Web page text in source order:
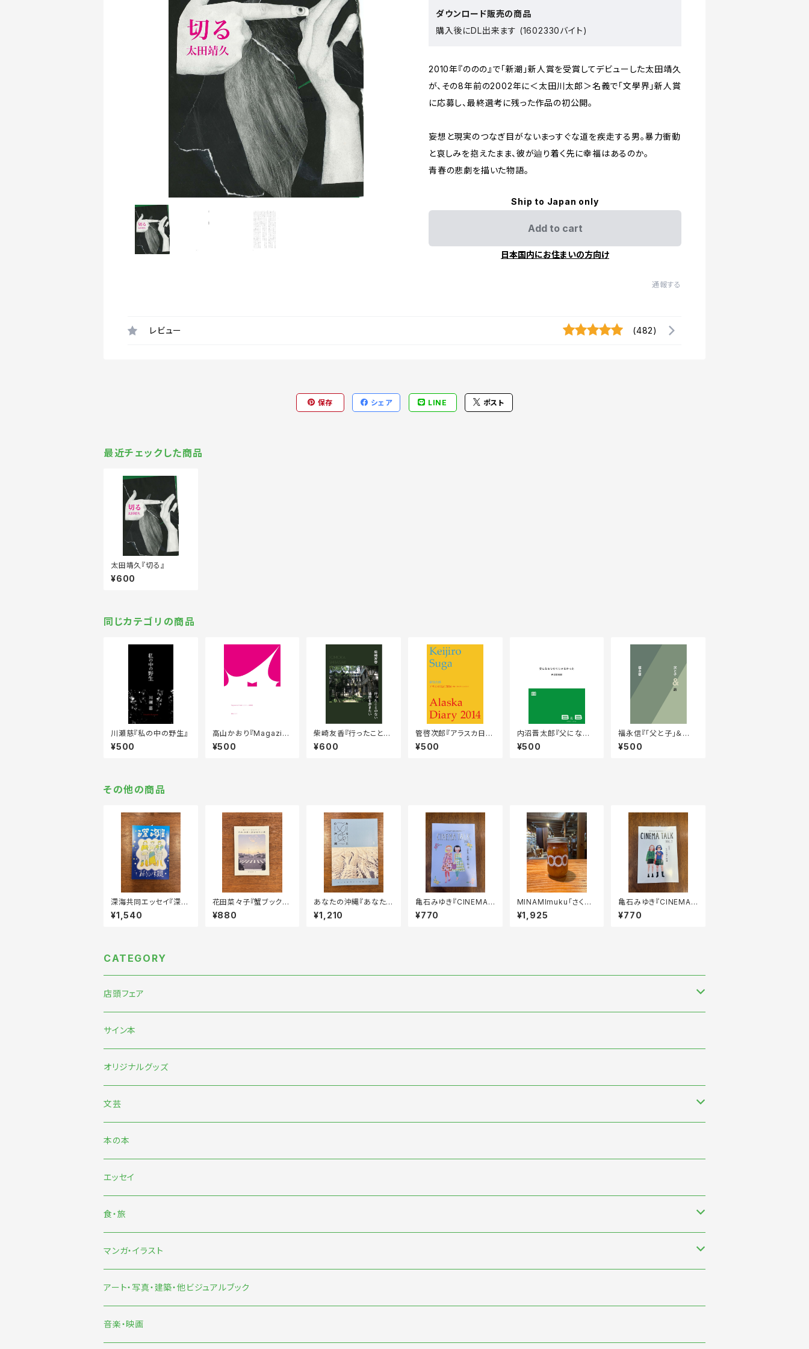
ダウンロード販売の商品
購入後にDL出来ます (1602330バイト)
2010年『ののの』で「新潮」新人賞を受賞してデビューした太田靖久
が、その8年前の2002年に＜太田川太郎＞名義で「文學界」新人賞
に応募し、最終選考に残った作品の初公開。
妄想と現実のつなぎ目がないまっすぐな道を疾走する男。暴力衝動
と哀しみを抱えたまま、彼が辿り着く先に幸福はあるのか。
青春の悲劇を描いた物語。
Ship to Japan only
Add to cart
日本国内にお住まいの方向け
通報する
レビュー (482)
保存 シェア LINE ポスト
最近チェックした商品
太田靖久『切る』
¥600
同じカテゴリの商品
川瀬慈『私の中の野生』
¥500
高山かおり『Magazin
e isn’t dead.とわたし
と北海道』
¥500
柴崎友香『行ったことの
ない場所を歩きたい』
¥600
管啓次郎『アラスカ日記
2014』
¥500
内沼晋太郎『父になる
つもりじゃなかった』
¥500
福永信『「父と子」＆
「店」』
¥500
その他の商品
深海共同エッセイ『深海
ZINE』
¥1,540
花田菜々子『蟹ブックス
店主がゆく！ 台南 高雄・
書店巡りの旅』
¥880
あなたの沖縄『あなた
の沖縄vol. 1——今い
る場所から沖縄を語る』
¥1,210
亀石みゆき『CINEMA
TALK』vol.3
¥770
MINAMImuku「さくら
んぼのピュレ」
¥1,925
亀石みゆき『CINEMA
TALK』vol.2
¥770
CATEGORY
店頭フェア
5月末〜伊藤紺『わたしのなかにある巨大な星』刊行記念フェア
7月『グッバイ・ハロー・ワールド』『終末パートナー』刊行記念
サイン本
オリジナルグッズ
文芸
日本文芸
海外文芸
詩歌・短歌・俳句
本の本
エッセイ
食・旅
食
旅
マンガ・イラスト
マンガ
イラスト
アート・写真・建築・他ビジュアルブック
音楽・映画